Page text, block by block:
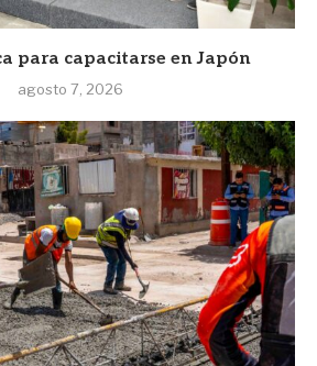
para capacitarse en Japón
agosto 7, 2026